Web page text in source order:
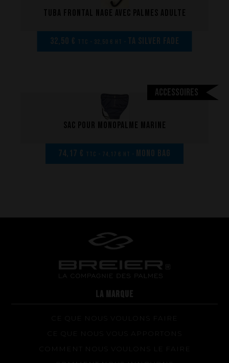
La conception de nos palmes
Matériaux et composants
Questions fréquentes sur les produits et la fabrication
Tuba frontal nage avec palmes adulte
32,50 € TTC - 32,50 € HT - TA Silver Fade
Accessoires
Sac pour monopalme marine
74,17 € TTC - 74,17 € HT - MONO BAG
LA MARQUE
CE QUE NOUS VOULONS FAIRE
CE QUE NOUS VOUS APPORTONS
COMMENT NOUS VOULONS LE FAIRE